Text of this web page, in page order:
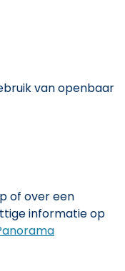
van openbaar
of over een
informatie op